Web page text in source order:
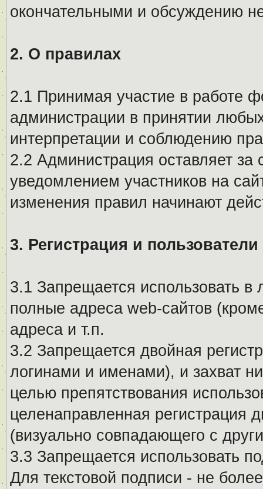
окончательными и обсуждению
2. О правилах
2.1 Принимая участие в работе
администрации в принятии
интерпретации и соблюдению
2.2 Администрация оставляет
уведомлением участников на
изменения правил начинают
3. Регистрация и пользователи
3.1 Запрещается использовать
полные адреса web-сайтов
адреса и т.п.
3.2 Запрещается двойная
логинами и именами), и захват
целью препятствования
целенаправленная регистрация
(визуально совпадающего с
3.3 Запрещается использовать
Для текстовой подписи - не